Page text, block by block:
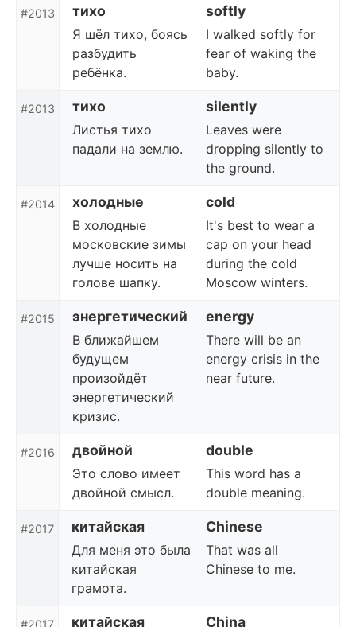
#2013 тихо softly
Я шёл тихо, боясь
разбудить
ребёнка.
I walked softly for
fear of waking the
baby.
#2013 тихо silently
Листья тихо
падали на землю.
Leaves were
dropping silently to
the ground.
#2014 холодные cold
В холодные
московские зимы
лучше носить на
голове шапку.
It's best to wear a
cap on your head
during the cold
Moscow winters.
#2015 энергетический energy
В ближайшем
будущем
произойдёт
энергетический
кризис.
There will be an
energy crisis in the
near future.
#2016 двойной double
Это слово имеет
двойной смысл.
This word has a
double meaning.
#2017 китайская Chinese
Для меня это была
китайская
грамота.
That was all
Chinese to me.
#2017 китайская China